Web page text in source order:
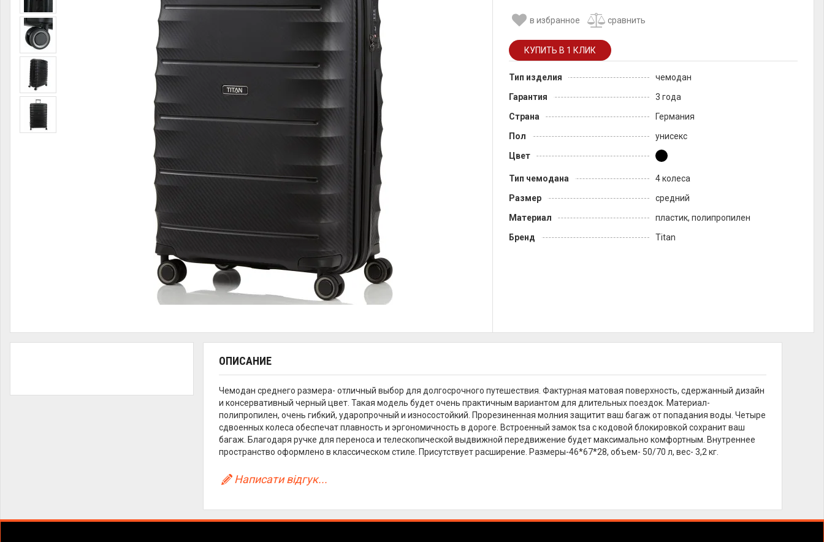
в избранное сравнить
Тип изделия
чемодан
Гарантия
3 года
Страна
Германия
Пол
унисекс
Цвет
Тип чемодана
4 колеса
Размер
средний
Материал
пластик, полипропилен
Бренд
Titan
ОПИСАНИЕ
Чемодан среднего размера- отличный выбор для долгосрочного путешествия. Фактурная матовая поверхность, сдержанный дизайн
и консервативный черный цвет. Такая модель будет очень практичным вариантом для длительных поездок. Материал-
полипропилен, очень гибкий, ударопрочный и износостойкий. Прорезиненная молния защитит ваш багаж от попадания воды. Четыре
сдвоенных колеса обеспечат плавность и эргономичность в дороге. Встроенный замок tsa с кодовой блокировкой сохранит ваш
багаж. Благодаря ручке для переноса и телескопической выдвижной передвижение будет максимально комфортным. Внутреннее
пространство оформлено в классическом стиле. Присутствует расширение. Размеры-46*67*28, объем- 50/70 л, вес- 3,2 кг.
Написати відгук...